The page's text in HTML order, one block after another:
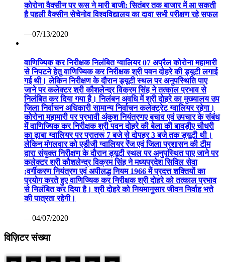
कोरोना वैक्सीन पर रूस ने मारी बाजी: सितंबर तक बाजार में आ सकती
है पहली वैक्सीन सेचेनोव विश्वविद्यालय का दावा सभी परीक्षण रहे सफल
—07/13/2020
वाणिज्यिक कर निरीक्षक निलंबित ग्वालियर 07 अप्रैल कोरोना महामारी
से निपटने हेतु वाणिज्यिक कर निरीक्षक श्री पवन दोहरे की ड्यूटी लगाई
गई थी। लेकिन निरीक्षण के दौरान ड्यूटी स्थल पर अनुपस्थिति पाए
जाने पर कलेक्टर श्री कौशलेन्द्र विक्रम सिंह ने तत्काल प्रभाव से
निलंबित कर दिया गया है। निलंबन अवधि में श्री दोहरे का मुख्यालय उप
जिला निर्वाचन अधिकारी सामान्य निर्वाचन कलेक्ट्रेट ग्वालियर रहेगा।
कोरोना महामारी पर प्रभावी अंकुश नियंत्रणए बचाव एवं उपचार के संबंध
में वाणिज्यिक कर निरीक्षक श्री पवन दोहरे की बेला की बावड़ीए चौधरी
का ढ़ाबा ग्वालियर पर प्रातरू 7 बजे से दोपहर 3 बजे तक ड्यूटी थी।
लेकिन मंगलवार को एडीजी ग्वालियर रेंज एवं जिला प्रशासन की टीम
द्वारा संयुक्त निरीक्षण के दौरान ड्यूटी स्थल पर अनुपस्थित पाए जाने पर
कलेक्टर श्री कौशलेन्द्र विक्रम सिंह ने मध्यप्रदेश सिविल सेवा
;वर्गीकरण नियंत्रण एवं अपीलद्ध नियम 1966 में प्रदत्त शक्तियों का
प्रयोग करते हुए वाणिज्यिक कर निरीक्षक श्री दोहरे को तत्काल प्रभाव
से निलंबित कर दिया है। श्री दोहरे को नियमानुसार जीवन निर्वाह भत्ते
की पात्रता रहेगी।
—04/07/2020
विज़िटर संख्या